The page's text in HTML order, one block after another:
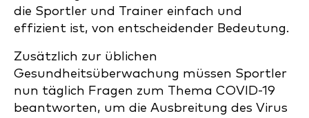
die Sportler und Trainer einfach und
effizient ist, von entscheidender Bedeutung.
Zusätzlich zur üblichen
Gesundheitsüberwachung müssen Sportler
nun täglich Fragen zum Thema COVID-19
beantworten, um die Ausbreitung des Virus